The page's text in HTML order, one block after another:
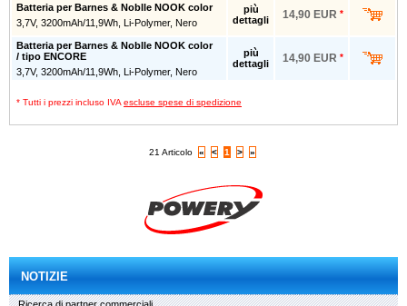
Batteria per Barnes & Noblle NOOK color
3,7V, 3200mAh/11,9Wh, Li-Polymer, Nero
più
dettagli
14,90 EUR *
Batteria per Barnes & Noblle NOOK color
/ tipo ENCORE
3,7V, 3200mAh/11,9Wh, Li-Polymer, Nero
più
dettagli
14,90 EUR *
* Tutti i prezzi incluso IVA escluse spese di spedizione
21 Articolo « < 1 > »
NOTIZIE